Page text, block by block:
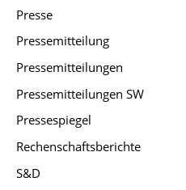
Presse
Pressemitteilung
Pressemitteilungen
Pressemitteilungen SW
Pressespiegel
Rechenschaftsberichte
S&D